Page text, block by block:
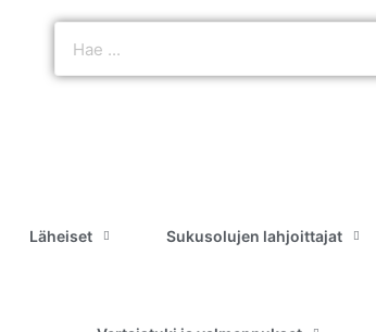
Läheiset Sukusolujen lahjoittajat